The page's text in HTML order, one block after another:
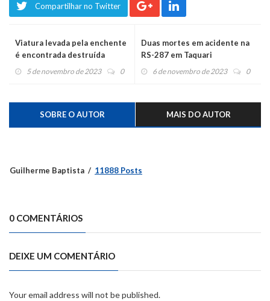
Compartilhar no Twitter
Viatura levada pela enchente
é encontrada destruída
5 de novembro de 2023 0
Duas mortes em acidente na
RS-287 em Taquari
6 de novembro de 2023 0
SOBRE O AUTOR MAIS DO AUTOR
Guilherme Baptista 11888 Posts
0 COMENTÁRIOS
DEIXE UM COMENTÁRIO
Your email address will not be published.